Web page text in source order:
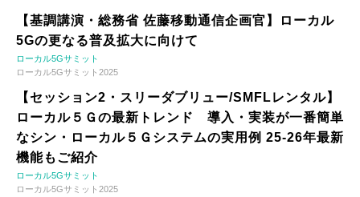
【基調講演・総務省 佐藤移動通信企画官】ローカル
5Gの更なる普及拡大に向けて
ローカル5Gサミット
ローカル5Gサミット2025
【セッション2・スリーダブリュー/SMFLレンタル】
ローカル５Ｇの最新トレンド 導入・実装が一番簡単
なシン・ローカル５Ｇシステムの実用例 25-26年最新
機能もご紹介
ローカル5Gサミット
ローカル5Gサミット2025